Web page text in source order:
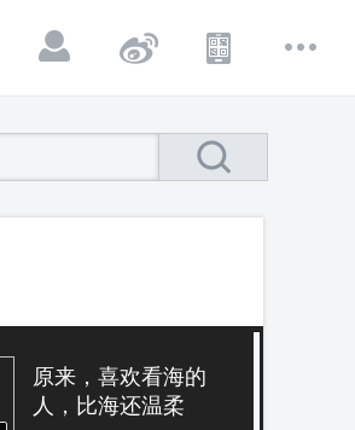
原来，喜欢看海的
人，比海还温柔